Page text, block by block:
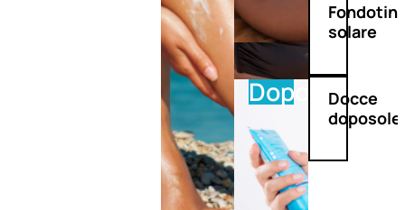
Doposole
solare
Docce
doposole